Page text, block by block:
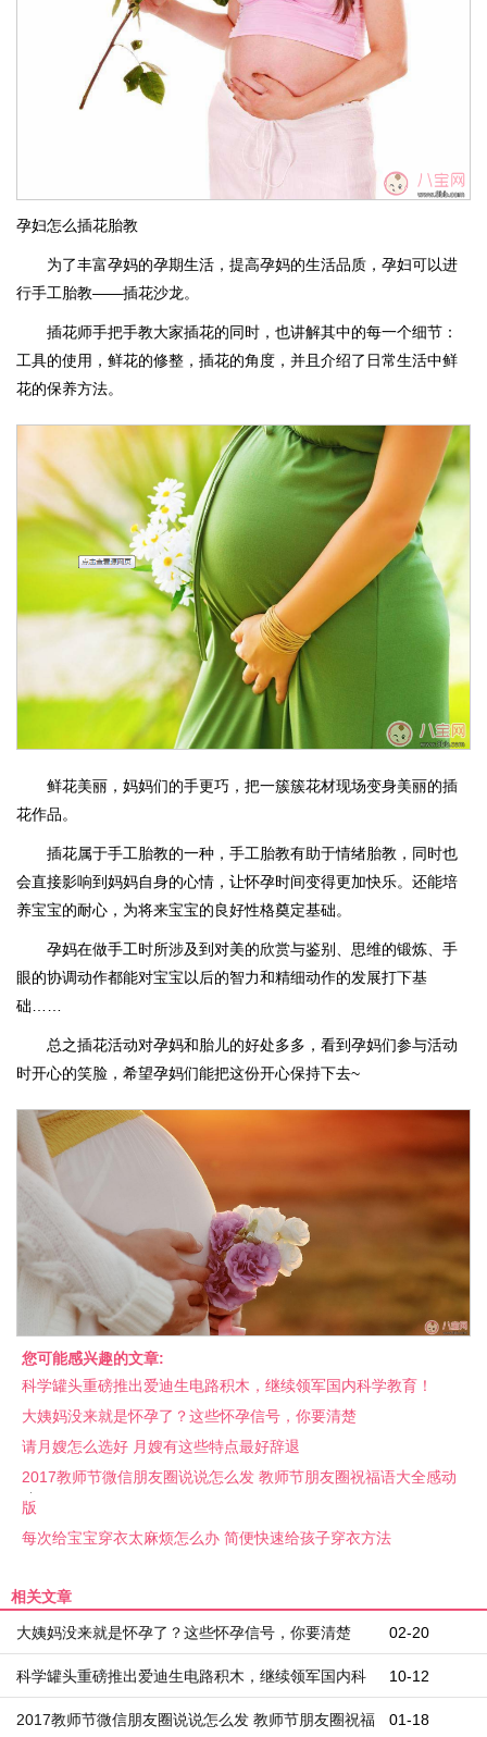
孕妇怎么插花胎教
为了丰富孕妈的孕期生活，提高孕妈的生活品质，孕妇可以进
行手工胎教——插花沙龙。
插花师手把手教大家插花的同时，也讲解其中的每一个细节：
工具的使用，鲜花的修整，插花的角度，并且介绍了日常生活中鲜
花的保养方法。
鲜花美丽，妈妈们的手更巧，把一簇簇花材现场变身美丽的插
花作品。
插花属于手工胎教的一种，手工胎教有助于情绪胎教，同时也
会直接影响到妈妈自身的心情，让怀孕时间变得更加快乐。还能培
养宝宝的耐心，为将来宝宝的良好性格奠定基础。
孕妈在做手工时所涉及到对美的欣赏与鉴别、思维的锻炼、手
眼的协调动作都能对宝宝以后的智力和精细动作的发展打下基
础……
总之插花活动对孕妈和胎儿的好处多多，看到孕妈们参与活动
时开心的笑脸，希望孕妈们能把这份开心保持下去~
您可能感兴趣的文章:
科学罐头重磅推出爱迪生电路积木，继续领军国内科学教育！
大姨妈没来就是怀孕了？这些怀孕信号，你要清楚
请月嫂怎么选好 月嫂有这些特点最好辞退
2017教师节微信朋友圈说说怎么发 教师节朋友圈祝福语大全感动
版
每次给宝宝穿衣太麻烦怎么办 简便快速给孩子穿衣方法
相关文章
02-20
大姨妈没来就是怀孕了？这些怀孕信号，你要清楚
10-12
科学罐头重磅推出爱迪生电路积木，继续领军国内科
学教育！ 01-18
2017教师节微信朋友圈说说怎么发 教师节朋友圈祝福